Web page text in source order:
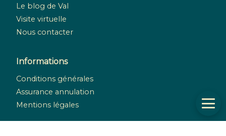
Le blog de Val
Visite virtuelle
Nous contacter
Informations
Conditions générales
Assurance annulation
Mentions légales